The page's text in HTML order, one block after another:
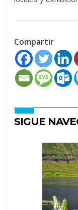
Compartir
SIGUE